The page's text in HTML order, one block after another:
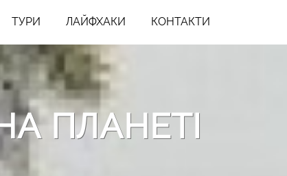
ТУРИ ЛАЙФХАКИ КОНТАКТИ
ПЛАНЕТІ